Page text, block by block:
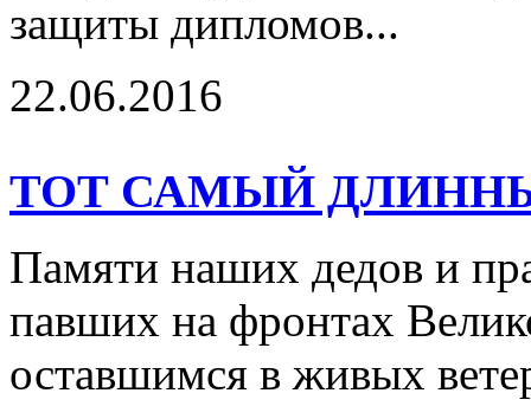
защиты дипломов...
22.06.2016
ТОТ САМЫЙ
Памяти наших дедов и
павших на фронтах
оставшимся в живых